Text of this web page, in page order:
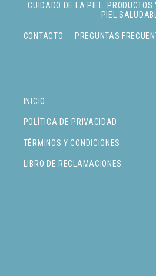
INICIO
POLÍTICA DE PRIVACIDAD
TÉRMINOS Y CONDICIONES
LIBRO DE RECLAMACIONES
CUIDADO DE LA PIEL:
PIEL
CONTACTO PREGUNTAS